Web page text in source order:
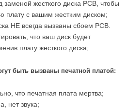
жесткого диска PCB, чтобы
плату с вашим жестким диском;
НЕ всегда вызваны сбоем PCB.
что ваш диск будет
плату жесткого диска;
быть вызваны печатной платой:
что печатная плата мертва;
нет звука;